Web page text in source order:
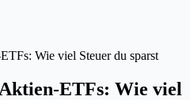
Wie viel Steuer du sparst
ETFs: Wie viel